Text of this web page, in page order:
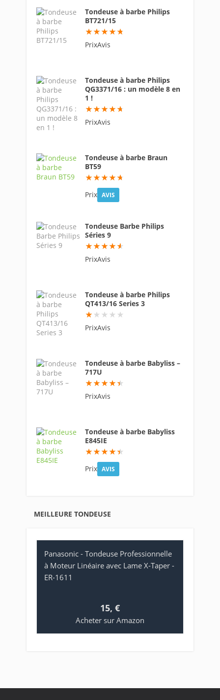
Tondeuse à barbe Philips
BT721/15
94.6
PrixAvis
Tondeuse à barbe Philips
QG3371/16 : un modèle 8 en
1 !
94
PrixAvis
Tondeuse à barbe Braun
BT59
93.8
Prix AVIS
Tondeuse Barbe Philips
Séries 9
91.6
PrixAvis
Tondeuse à barbe Philips
QT413/16 Series 3
9
PrixAvis
Tondeuse à barbe Babyliss –
717U
89
PrixAvis
Tondeuse à barbe Babyliss
E845IE
88.4
Prix AVIS
MEILLEURE TONDEUSE
Panasonic - Tondeuse Professionnelle
à Moteur Linéaire avec Lame X-Taper -
ER-1611
15, €
Acheter sur Amazon